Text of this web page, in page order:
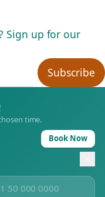
Sign up for our
Subscribe
time.
Book Now